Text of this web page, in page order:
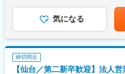
変更の範囲：会社の定める業務
自社製品のほか富士通などの有名
の知名度は高いです。
また、営業する際は、システム使
■職務内容詳細：
入社直後は営業部門の先輩社員や
気になる
締切間近
【仙台／第二新卒歓迎】法人